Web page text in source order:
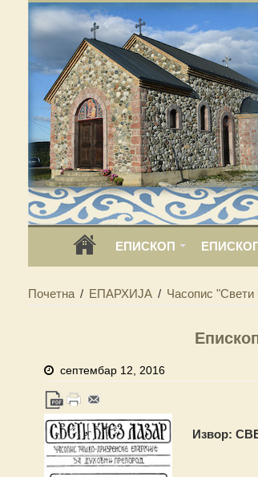
ЕПИСКОП
Почетна / ЕПАРХИЈА / Часопис "Свети
септембар 12, 2016
Извор: